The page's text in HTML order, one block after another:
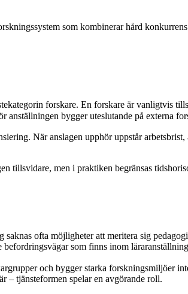
som kombinerar hård
forskare. En forskare är vanligtvis
bygger uteslutande på externa
När anslagen upphör uppstår
tillsvidare, men i praktiken begränsas
ofta möjligheter att meritera sig
som finns inom
och bygger starka forskningsmiljöer
– tjänsteformen spelar en avgörande roll.